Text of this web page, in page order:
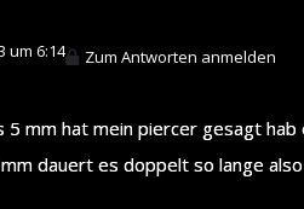
um 6:14 Zum Antworten anmelden
5 mm hat mein piercer gesagt
dauert es doppelt so lange